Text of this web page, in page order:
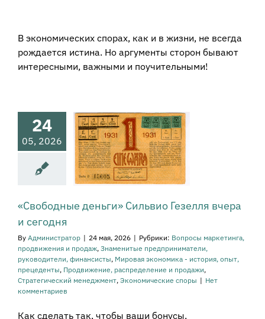
В экономических спорах, как и в жизни, не всегда
рождается истина. Но аргументы сторон бывают
интересными, важными и поучительными!
24
05, 2026
маркетинга,
и продаж
и продажи
споры
«Свободные деньги» Сильвио Гезелля вчера
и сегодня
By Администратор | 24 мая, 2026 | Рубрики: Вопросы маркетинга,
продвижения и продаж, Знаменитые предприниматели,
руководители, финансисты, Мировая экономика - история, опыт,
прецеденты, Продвижение, распределение и продажи,
Стратегический менеджмент, Экономические споры | Нет
комментариев
Как сделать так, чтобы ваши бонусы,